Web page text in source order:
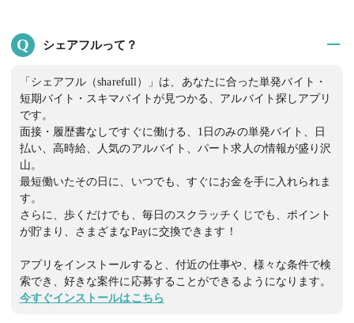
Q シェアフルって？
「シェアフル（sharefull）」は、あなたに合った単発バイト・
短期バイト・スキマバイトが見つかる、アルバイト探しアプリ
です。
面接・履歴書なしですぐに働ける、1日のみの単発バイト、日
払い、高時給、人気のアルバイト、パート求人の情報が盛り沢
山。
最短働いたその日に、いつでも、すぐにお金を手に入れられま
す。
さらに、歩くだけでも、毎日のスクラッチくじでも、ポイント
が貯まり、さまざまなPayに交換できます！
アプリをインストールすると、付近の仕事や、様々な条件で検
索でき、好きな案件に応募することができるようになります。
今すぐインストールはこちら